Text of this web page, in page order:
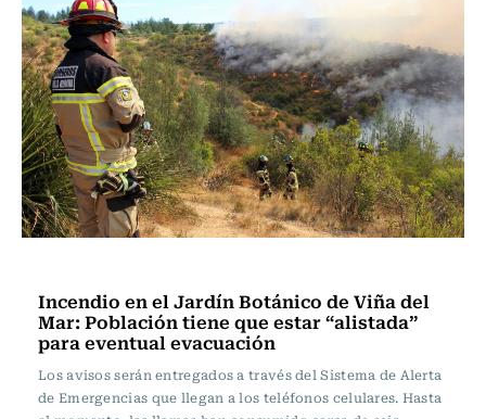
Incendio en el Jardín Botánico de Viña del
Mar: Población tiene que estar “alistada”
para eventual evacuación
Los avisos serán entregados a través del Sistema de Alerta
de Emergencias que llegan a los teléfonos celulares. Hasta